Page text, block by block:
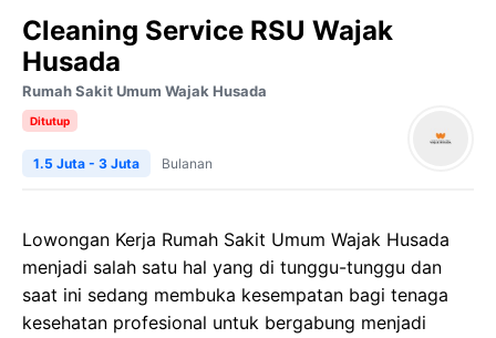
Cleaning Service RSU Wajak
Husada
Rumah Sakit Umum Wajak Husada
Ditutup
1.5 Juta - 3 Juta Bulanan
Lowongan Kerja Rumah Sakit Umum Wajak Husada
menjadi salah satu hal yang di tunggu-tunggu dan
saat ini sedang membuka kesempatan bagi tenaga
kesehatan profesional untuk bergabung menjadi